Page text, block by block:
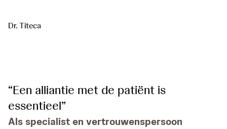
Dr. Titeca
“Een alliantie met de patiënt is
essentieel”
Als specialist en vertrouwenspersoon